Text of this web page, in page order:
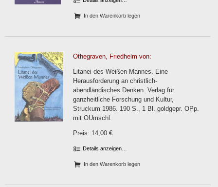
In den Warenkorb legen
Othegraven, Friedhelm von:
Litanei des Weißen Mannes. Eine
Herausforderung an christlich-
abendländisches Denken. Verlag für
ganzheitliche Forschung und Kultur,
Struckum 1986. 190 S., 1 Bl. goldgepr. OPp.
mit OUmschl.
Preis: 14,00 €
Details anzeigen…
In den Warenkorb legen